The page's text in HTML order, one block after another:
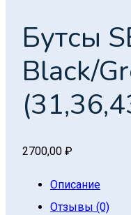
Бутсы
Black/
2700,00 ₽
Описание
Отзывы (0)